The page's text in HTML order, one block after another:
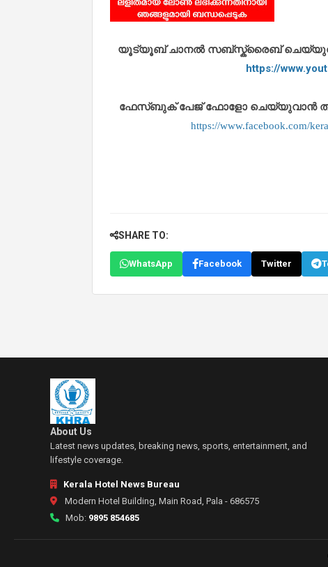
യൂട്യൂബ് ചാനൽ സബ്സ്ക്രൈബ് ചെയ്യുവാൻ
https://
ഫേസ്ബുക് പേജ് ഫോളോ ചെയ്യുവാൻ
https://
SHARE TO:
WhatsApp Facebook Twitter
About Us
Latest news updates, breaking news, sports, entertainment, and
lifestyle coverage.
Kerala Hotel News Bureau
Modern Hotel Building, Main Road, Pala - 686575
Mob: 9895 854685